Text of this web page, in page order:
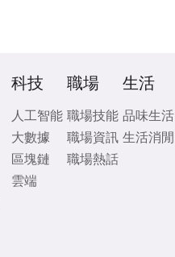
科技
人工智能
大數據
區塊鏈
雲端
職場
職場技能
職場資訊
職場熱話
生活
品味生活
生活消閒